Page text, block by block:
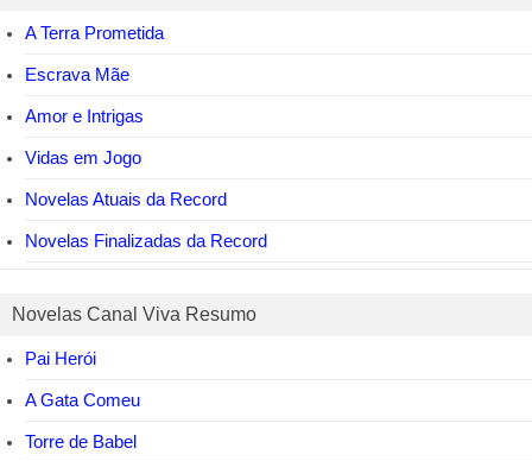
A Terra Prometida
Escrava Mãe
Amor e Intrigas
Vidas em Jogo
Novelas Atuais da Record
Novelas Finalizadas da Record
Novelas Canal Viva Resumo
Pai Herói
A Gata Comeu
Torre de Babel